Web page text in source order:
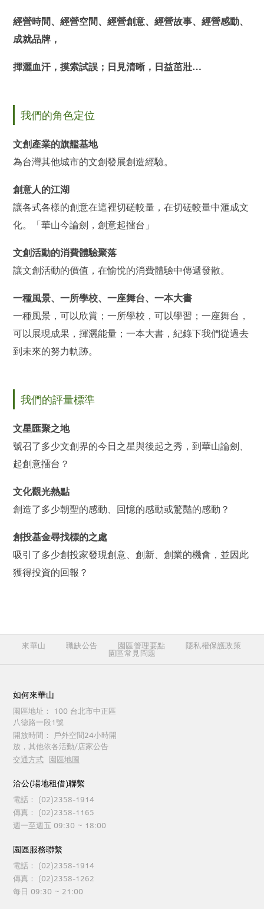
經營時間、經營空間、經營創意、經營故事、經營感動、
成就品牌，
揮灑血汗，摸索試誤；日見清晰，日益茁壯…
我們的角色定位
文創產業的旗艦基地
為台灣其他城市的文創發展創造經驗。
創意人的江湖
讓各式各樣的創意在這裡切磋較量，在切磋較量中滙成文
化。「華山今論劍，創意起擂台」
文創活動的消費體驗聚落
讓文創活動的價值，在愉悅的消費體驗中傳遞發散。
一種風景、一所學校、一座舞台、一本大書
一種風景，可以欣賞；一所學校，可以學習；一座舞台，
可以展現成果，揮灑能量；一本大書，紀錄下我們從過去
到未來的努力軌跡。
我們的評量標準
文星匯聚之地
號召了多少文創界的今日之星與後起之秀，到華山論劍、
起創意擂台？
文化觀光熱點
創造了多少朝聖的感動、回憶的感動或驚豔的感動？
創投基金尋找標的之處
吸引了多少創投家發現創意、創新、創業的機會，並因此
獲得投資的回報？
來華山 職缺公告 園區管理要點 隱私權保護政策
園區常見問題
如何來華山
園區地址：
100 台北市中正區
八德路一段1號
開放時間：
戶外空間24小時開
放，其他依各活動/店家公告
交通方式 園區地圖
洽公(場地租借)聯繫
電話：
(02)2358-1914
傳真：
(02)2358-1165
週一至週五 09:30 ~ 18:00
園區服務聯繫
電話：
(02)2358-1914
傳真：
(02)2358-1262
每日 09:30 ~ 21:00